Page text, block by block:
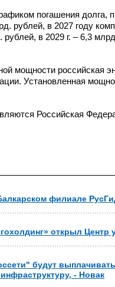
погашения долга,
рублей, в 2027 году
в 2029 г. – 6,3
мощности российская
Установленная
Российская
филиале
открыл Центр
будут
- Новак